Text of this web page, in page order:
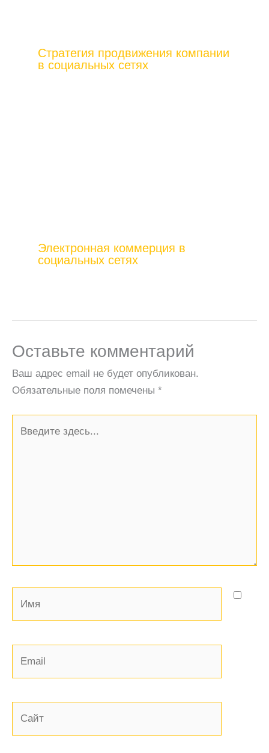
Стратегия продвижения компании
в социальных сетях
Электронная коммерция в
социальных сетях
Оставьте комментарий
Ваш адрес email не будет опубликован.
Обязательные поля помечены *
здесь...